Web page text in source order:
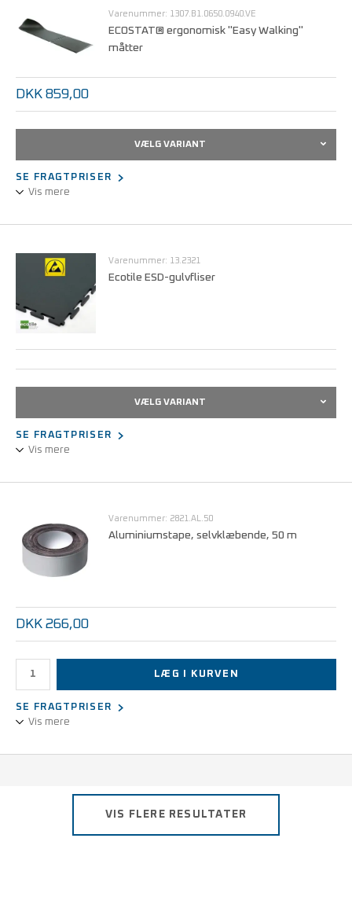
Ergonomiske måtter fås også med gule skråkanter eller med
"interlocking" system.
Varenummer: 1307.B1.0650.0940.VE
ECOSTAT® ergonomisk "Easy Walking"
måtter
DKK 859,00
VÆLG VARIANT
SE FRAGTPRISER
Vis mere
Varenummer: 13.2321
Ecotile ESD-gulvfliser
VÆLG VARIANT
SE FRAGTPRISER
Vis mere
• Farve: mørkegrå
Varenummer: 2821.AL.50
Aluminiumstape, selvklæbende, 50 m
DKK 266,00
LÆG I KURVEN
SE FRAGTPRISER
Vis mere
VIS FLERE RESULTATER